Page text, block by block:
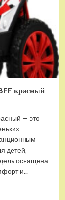
красный
— это
детей,
оснащена
и...